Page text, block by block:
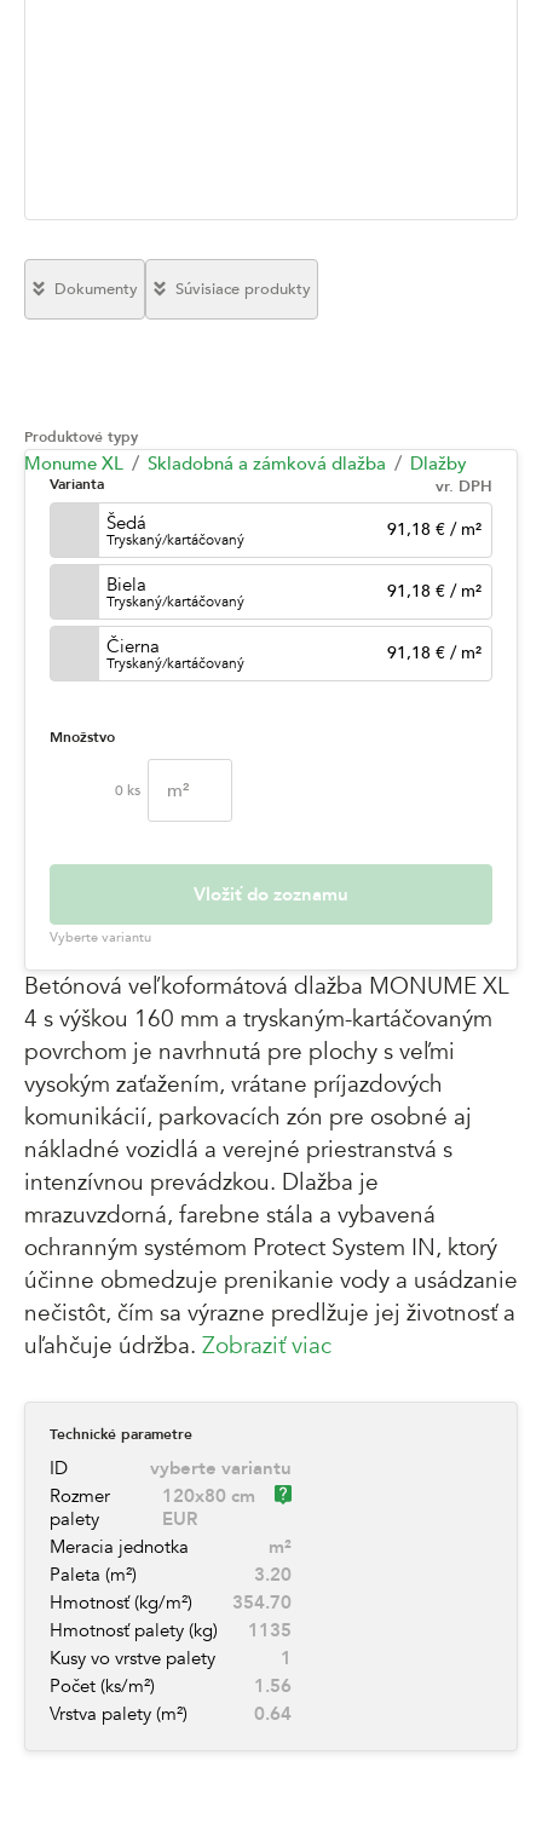
Produktové typy
Monume XL Skladobná a zámková dlažba Dlažby
Varianta vr. DPH
Šedá
Tryskaný/kartáčovaný 91,18 € / m²
Biela
Tryskaný/kartáčovaný 91,18 € / m²
Čierna
Tryskaný/kartáčovaný 91,18 € / m²
Množstvo
0 ks m²
Vložiť do zoznamu
Vyberte variantu
Betónová veľkoformátová dlažba MONUME XL
4 s výškou 160 mm a tryskaným-kartáčovaným
povrchom je navrhnutá pre plochy s veľmi
vysokým zaťažením, vrátane príjazdových
komunikácií, parkovacích zón pre osobné aj
nákladné vozidlá a verejné priestranstvá s
intenzívnou prevádzkou. Dlažba je
mrazuvzdorná, farebne stála a vybavená
ochranným systémom Protect System IN, ktorý
účinne obmedzuje prenikanie vody a usádzanie
nečistôt, čím sa výrazne predlžuje jej životnosť a
uľahčuje údržba. Zobraziť viac
Dokumenty Súvisiace produkty
Technické parametre
ID
vyberte variantu
Rozmer
palety
120x80 cm
EUR
Meracia jednotka
m²
Paleta (m²)
3.20
Hmotnosť (kg/m²)
354.70
Hmotnosť palety (kg)
1135
Kusy vo vrstve palety
1
Počet (ks/m²)
1.56
Vrstva palety (m²)
0.64